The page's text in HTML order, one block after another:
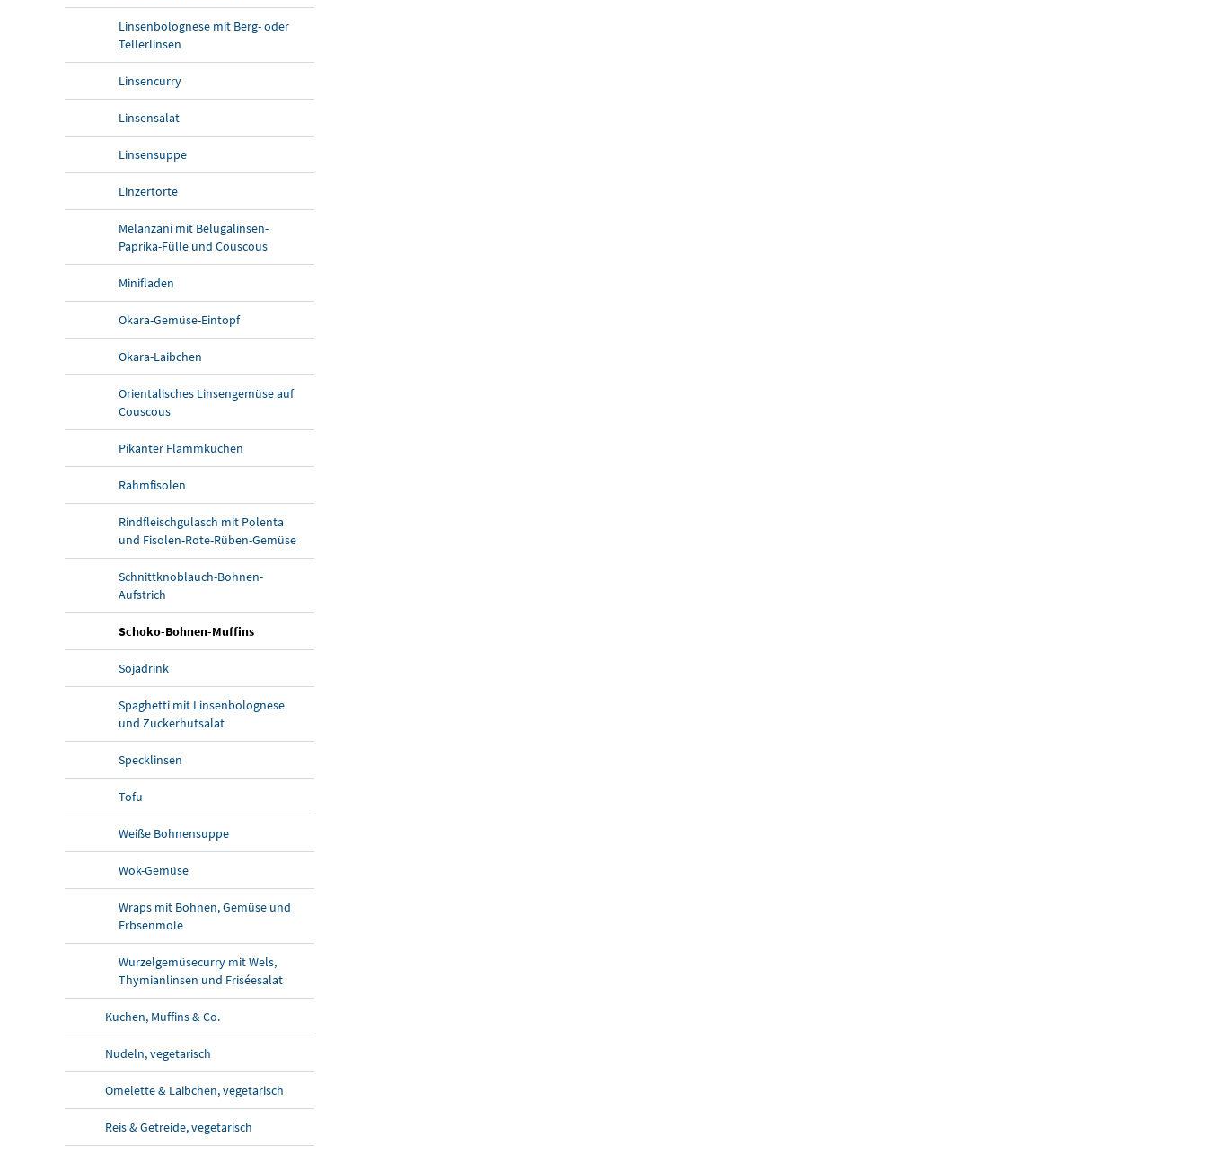
Linsenbolognese mit Berg- oder
Tellerlinsen
Linsencurry
Linsensalat
Linsensuppe
Linzertorte
Melanzani mit Belugalinsen-
Paprika-Fülle und Couscous
Minifladen
Okara-Gemüse-Eintopf
Okara-Laibchen
Orientalisches Linsengemüse auf
Couscous
Pikanter Flammkuchen
Rahmfisolen
Rindfleischgulasch mit Polenta
und Fisolen-Rote-Rüben-Gemüse
Schnittknoblauch-Bohnen-
Aufstrich
Schoko-Bohnen-Muffins
Sojadrink
Spaghetti mit Linsenbolognese
und Zuckerhutsalat
Specklinsen
Tofu
Weiße Bohnensuppe
Wok-Gemüse
Wraps mit Bohnen, Gemüse und
Erbsenmole
Wurzelgemüsecurry mit Wels,
Thymianlinsen und Friséesalat
Kuchen, Muffins & Co.
Nudeln, vegetarisch
Omelette & Laibchen, vegetarisch
Reis & Getreide, vegetarisch